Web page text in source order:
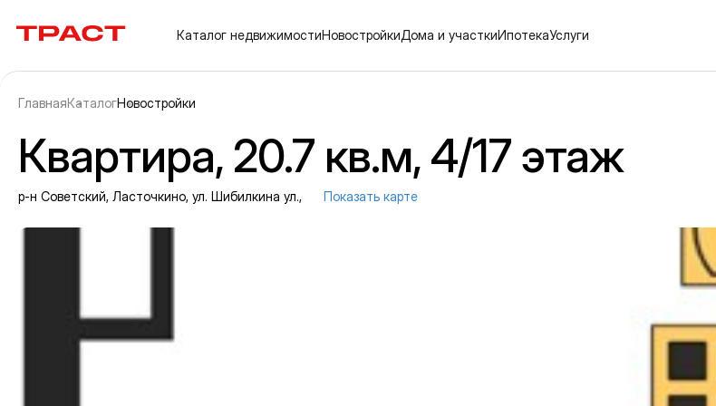
Траст | Служба недвижимости
Каталог недвижимостиНовостройкиДома и участкиИпотекаУслуги
ГлавнаяКаталогНовостройки
Квартира, 20.7 кв.м, 4/17 этаж
р-н Советский, Ласточкино, ул. Шибилкина ул., Показать карте